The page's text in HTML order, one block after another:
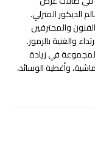
الديكور المنزلي.
والمحترفين
والغنية بالرموز.
في زيادة
وأغطية الوسائد،